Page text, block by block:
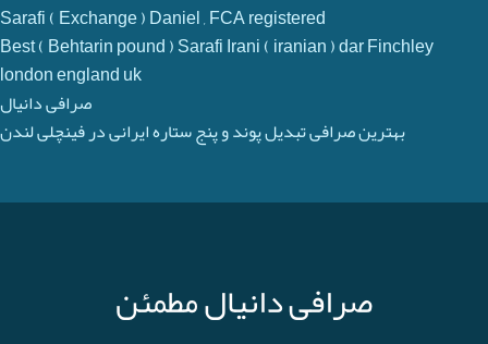
Sarafi ( Exchange ) Daniel , FCA registered
Best ( Behtarin pound ) Sarafi Irani ( iranian ) dar Finchley
london england uk
صرافی دانیال
بهترین صرافی تبدیل پوند و پنج ستاره ایرانی در فینچلی لندن
صرافی دانیال مطمئن